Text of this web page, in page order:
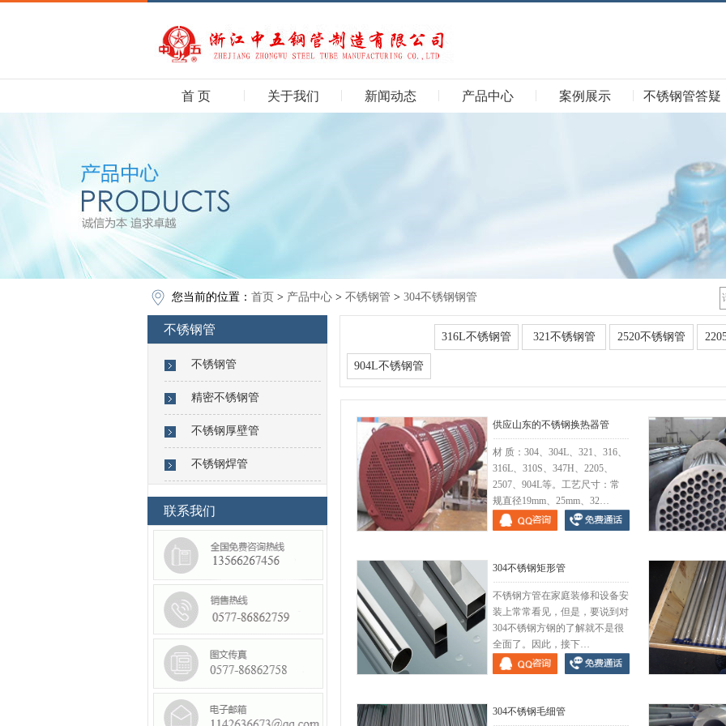
首 页 关于我们 新闻动态 产品中心 案例展示 不锈钢管答疑
您当前的位置： 首页 > 产品中心 > 不锈钢管 > 304不锈钢钢管
不锈钢管
不锈钢管
精密不锈钢管
不锈钢厚壁管
不锈钢焊管
联系我们
316L不锈钢管 321不锈钢管 2520不锈钢管
904L不锈钢管
供应山东的不锈钢换热器管
材 质：304、304L、321、316、
316L、310S、347H、2205、
2507、904L等。工艺尺寸：常
规直径19mm、25mm、32…
304不锈钢矩形管
不锈钢方管在家庭装修和设备安
装上常常看见，但是，要说到对
304不锈钢方钢的了解就不是很
全面了。因此，接下…
304不锈钢毛细管